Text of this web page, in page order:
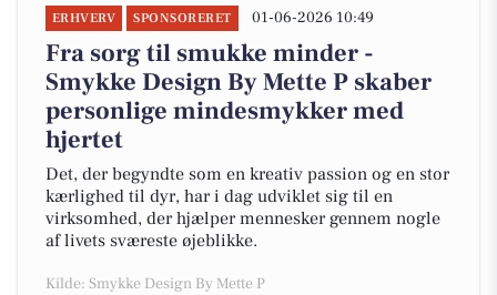
ERHVERV SPONSORERET 01-06-2026 10:49
Fra sorg til smukke minder -
Smykke Design By Mette P skaber
personlige mindesmykker med
hjertet
Det, der begyndte som en kreativ passion og en stor
kærlighed til dyr, har i dag udviklet sig til en
virksomhed, der hjælper mennesker gennem nogle
af livets sværeste øjeblikke.
Kilde: Smykke Design By Mette P